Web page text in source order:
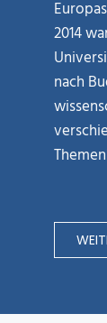
2014
nach